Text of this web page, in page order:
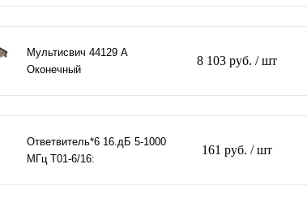
Мультисвич 44129 А
Оконечный
8 103 руб. / шт
Ответвитель*6 16.дБ 5-1000
МГц T01-6/16:
161 руб. / шт